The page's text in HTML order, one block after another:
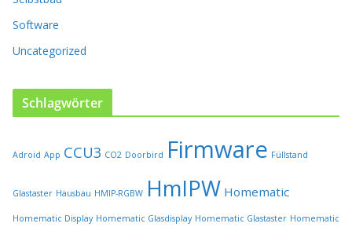
d
u
e
t
e
w
Software
Uncategorized
Schlagwörter
Adroid App CCU3 CO2 Doorbird Firmware Füllstand
Glastaster Hausbau HMIP-RGBW HmIPW Homematic
Homematic Display Homematic Glasdisplay Homematic Glastaster Homematic